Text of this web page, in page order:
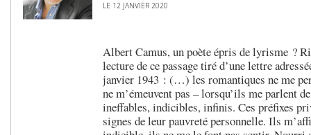
LE 12 JANVIER 2020
Albert Camus, un poète épris de lyrisme ?
lecture de ce passage tiré d’une lettre
janvier 1943 : (…) les romantiques ne me
ne m’émeuvent pas – lorsqu’ils me parlent
ineffables, indicibles, infinis. Ces préfixes
signes de leur pauvreté personnelle. Ils